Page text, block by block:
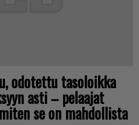
odotettu tasoloikka
asti – pelaajat
se on mahdollista